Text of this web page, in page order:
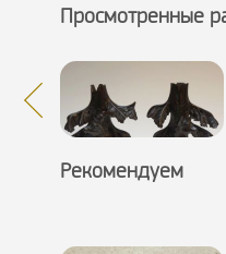
Просмотренные
Рекомендуем